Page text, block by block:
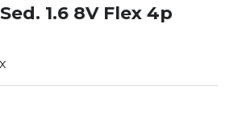
1.6 8V Flex 4p